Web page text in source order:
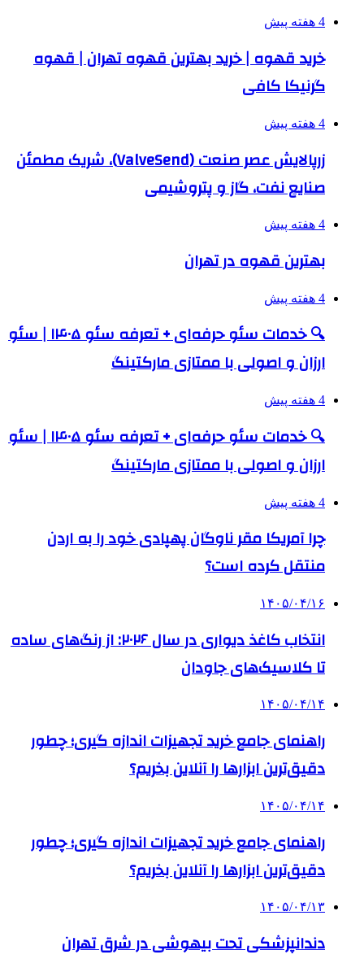
4 هفته پیش
خرید قهوه | خرید بهترین قهوه تهران | قهوه
گرنیکا کافی
4 هفته پیش
زرپالایش عصر صنعت (ValveSend)، شریک مطمئن
صنایع نفت، گاز و پتروشیمی
4 هفته پیش
بهترین قهوه در تهران
4 هفته پیش
🔍 خدمات سئو حرفه‌ای + تعرفه سئو ۱۴۰۵ | سئو
ارزان و اصولی با ممتازی مارکتینگ
4 هفته پیش
🔍 خدمات سئو حرفه‌ای + تعرفه سئو ۱۴۰۵ | سئو
ارزان و اصولی با ممتازی مارکتینگ
4 هفته پیش
چرا آمریکا مقر ناوگان پهپادی خود را به اردن
منتقل کرده است؟
۱۴۰۵/۰۴/۱۶
انتخاب کاغذ دیواری در سال ۲۰۲۶: از رنگ‌های ساده
تا کلاسیک‌های جاودان
۱۴۰۵/۰۴/۱۴
راهنمای جامع خرید تجهیزات اندازه گیری؛ چطور
دقیق‌ترین ابزارها را آنلاین بخریم؟
۱۴۰۵/۰۴/۱۴
راهنمای جامع خرید تجهیزات اندازه گیری؛ چطور
دقیق‌ترین ابزارها را آنلاین بخریم؟
۱۴۰۵/۰۴/۱۳
دندانپزشکی تحت بیهوشی در شرق تهران